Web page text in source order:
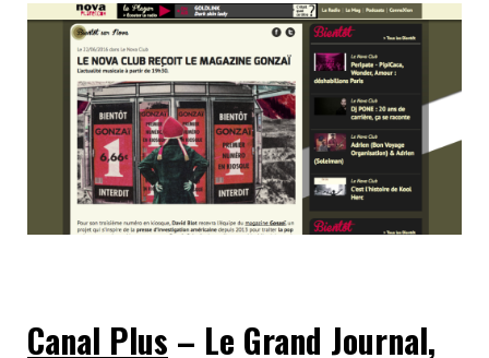
Canal Plus – Le Grand Journal,